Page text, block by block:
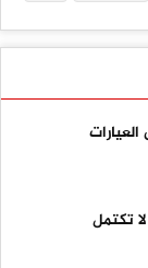
تكتمل